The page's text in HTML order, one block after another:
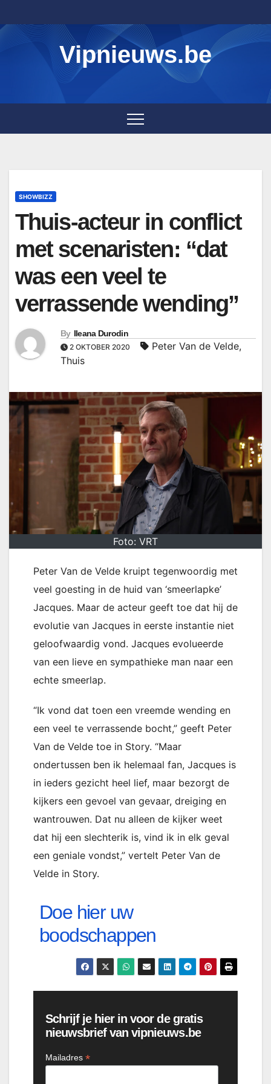
to
content
Vipnieuws.be
SHOWBIZZ
Thuis-acteur in conflict
met scenaristen: “dat
was een veel te
verrassende wending”
By Ileana Durodin
2 OKTOBER 2020 Peter Van de Velde,
Thuis
Foto: VRT
Peter Van de Velde kruipt tegenwoordig met
veel goesting in de huid van ‘smeerlapke’
Jacques. Maar de acteur geeft toe dat hij de
evolutie van Jacques in eerste instantie niet
geloofwaardig vond. Jacques evolueerde
van een lieve en sympathieke man naar een
echte smeerlap.
“Ik vond dat toen een vreemde wending en
een veel te verrassende bocht,” geeft Peter
Van de Velde toe in Story. “Maar
ondertussen ben ik helemaal fan, Jacques is
in ieders gezicht heel lief, maar bezorgt de
kijkers een gevoel van gevaar, dreiging en
wantrouwen. Dat nu alleen de kijker weet
dat hij een slechterik is, vind ik in elk geval
een geniale vondst,” vertelt Peter Van de
Velde in Story.
Doe hier uw
boodschappen
Schrijf je hier in voor de gratis
nieuwsbrief van vipnieuws.be
Mailadres *